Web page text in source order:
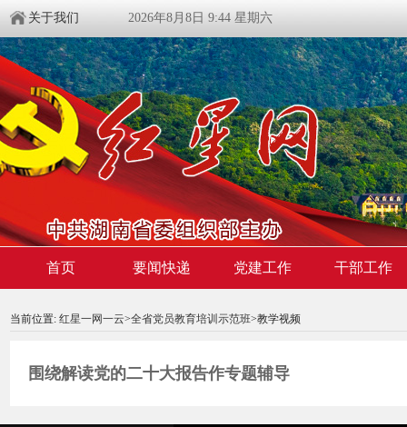
关于我们 2026年8月8日 9:44 星期六
首页 要闻快递 党建工作 干部工作
当前位置: 红星一网一云>全省党员教育培训示范班>教学视频
围绕解读党的二十大报告作专题辅导
00:00:00 / 00:00